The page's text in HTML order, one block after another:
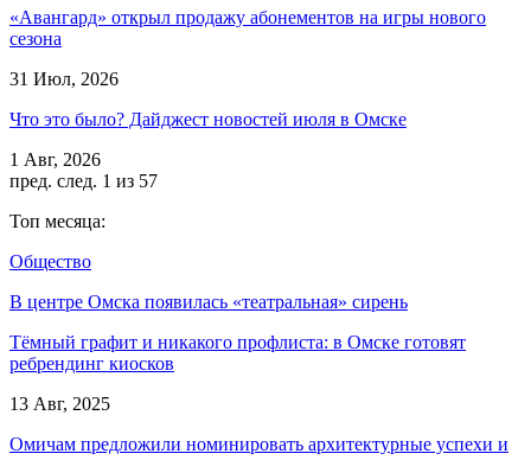
«Авангард» открыл продажу абонементов на игры нового
сезона
31 Июл, 2026
Что это было? Дайджест новостей июля в Омске
1 Авг, 2026
пред. след. 1 из 57
Топ месяца:
Общество
В центре Омска появилась «театральная» сирень
Тёмный графит и никакого профлиста: в Омске готовят
ребрендинг киосков
13 Авг, 2025
Омичам предложили номинировать архитектурные успехи и